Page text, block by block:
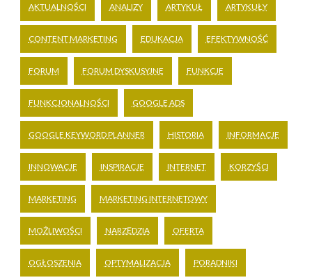
AKTUALNOŚCI ANALIZY ARTYKUŁ ARTYKUŁY
CONTENT MARKETING EDUKACJA EFEKTYWNOŚĆ
FORUM FORUM DYSKUSYJNE FUNKCJE
FUNKCJONALNOŚCI GOOGLE ADS
GOOGLE KEYWORD PLANNER HISTORIA INFORMACJE
INNOWACJE INSPIRACJE INTERNET KORZYŚCI
MARKETING MARKETING INTERNETOWY
MOŻLIWOŚCI NARZĘDZIA OFERTA
OGŁOSZENIA OPTYMALIZACJA PORADNIKI